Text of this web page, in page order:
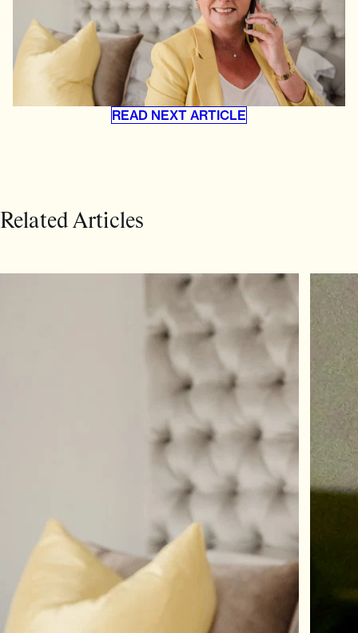
READ NEXT ARTICLE
Related Articles